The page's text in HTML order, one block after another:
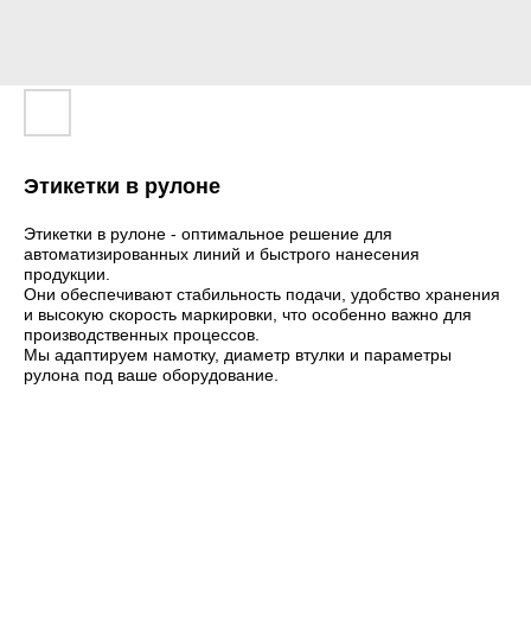
Этикетки в рулоне
Этикетки в рулоне - оптимальное решение для
автоматизированных линий и быстрого нанесения
продукции.
Они обеспечивают стабильность подачи, удобство хранения
и высокую скорость маркировки, что особенно важно для
производственных процессов.
Мы адаптируем намотку, диаметр втулки и параметры
рулона под ваше оборудование.